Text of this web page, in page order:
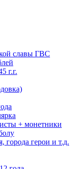
славы ГВС
г.г.
+ монетники
города герои и т.д.